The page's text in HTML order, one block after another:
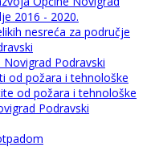
2016 - 2020.
nesreća za područje
Podravski
od požara i tehnološke
od požara i tehnološke
Podravski